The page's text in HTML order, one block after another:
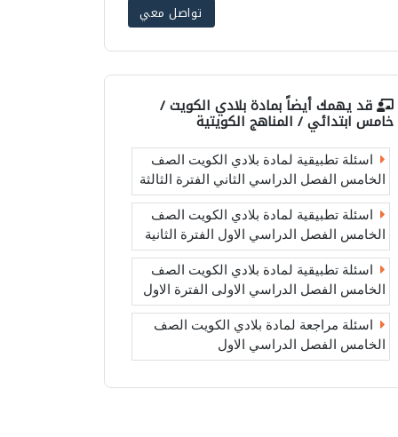
تواصل معي
قد يهمك أيضاً بمادةبلادي الكويت /
خامس ابتدائي / المناهج الكويتية
اسئلة تطبيقية لمادة بلادي الكويت الصف
الخامس الفصل الدراسي الثاني الفترة الثالثة
اسئلة تطبيقية لمادة بلادي الكويت الصف
الخامس الفصل الدراسي الاول الفترة الثانية
اسئلة تطبيقية لمادة بلادي الكويت الصف
الخامس الفصل الدراسي الاولى الفترة الاول
اسئلة مراجعة لمادة بلادي الكويت الصف
الخامس الفصل الدراسي الاول